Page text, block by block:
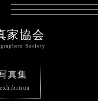
家協会
Society
真集